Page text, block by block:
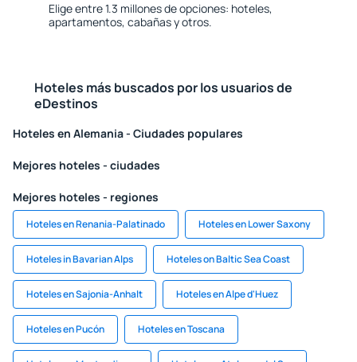
Elige entre 1.3 millones de opciones: hoteles,
apartamentos, cabañas y otros.
Hoteles más buscados por los usuarios de
eDestinos
Hoteles en Alemania - Ciudades populares
Mejores hoteles - ciudades
Mejores hoteles - regiones
Hoteles en Renania-Palatinado Hoteles en Lower Saxony
Hoteles in Bavarian Alps Hoteles on Baltic Sea Coast
Hoteles en Sajonia-Anhalt Hoteles en Alpe d'Huez
Hoteles en Pucón Hoteles en Toscana